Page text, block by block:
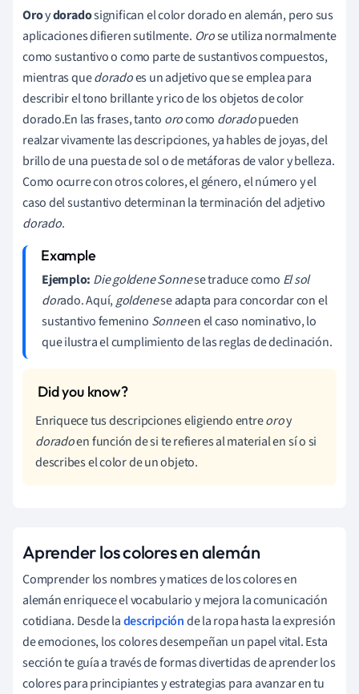
Oroydoradosignifican el color dorado en alemán, pero sus
aplicaciones difieren sutilmente. Orose utiliza normalmente
como sustantivo o como parte de sustantivos compuestos,
mientras quedoradoes un adjetivo que se emplea para
describir el tono brillante y rico de los objetos de color
dorado.En las frases, tanto orocomo doradopueden
realzar vivamente las descripciones, ya hables de joyas, del
brillo de una puesta de sol o de metáforas de valor y belleza.
Como ocurre con otros colores, el género, el número y el
caso del sustantivo determinan la terminación del adjetivo
dorado.
Ejemplo: Die goldene Sonnese traduce como El sol
dorado. Aquí,goldenese adapta para concordar con el
sustantivo femenino Sonneen el caso nominativo, lo
que ilustra el cumplimiento de las reglas de declinación.
Enriquece tus descripciones eligiendo entreoroy
doradoen función de si te refieres al material en sí o si
describes el color de un objeto.
Aprender los colores en alemán
Comprender los nombres y matices de los colores en
alemán enriquece el vocabulario y mejora la comunicación
cotidiana. Desde ladescripciónde la ropa hasta la expresión
de emociones, los colores desempeñan un papel vital. Esta
sección te guía a través de formas divertidas de aprender los
colores para principiantes y estrategias para avanzar en tu